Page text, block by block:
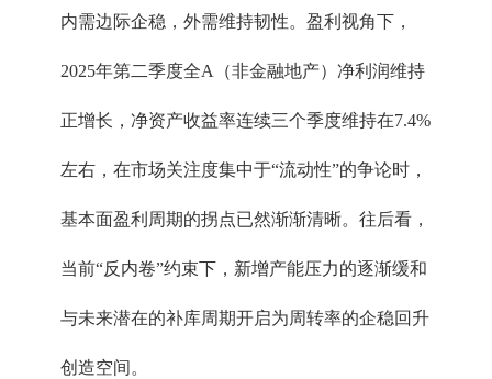
内需边际企稳，外需维持韧性。盈利视角下，
2025年第二季度全A（非金融地产）净利润维持
正增长，净资产收益率连续三个季度维持在7.4%
左右，在市场关注度集中于“流动性”的争论时，
基本面盈利周期的拐点已然渐渐清晰。往后看，
当前“反内卷”约束下，新增产能压力的逐渐缓和
与未来潜在的补库周期开启为周转率的企稳回升
创造空间。